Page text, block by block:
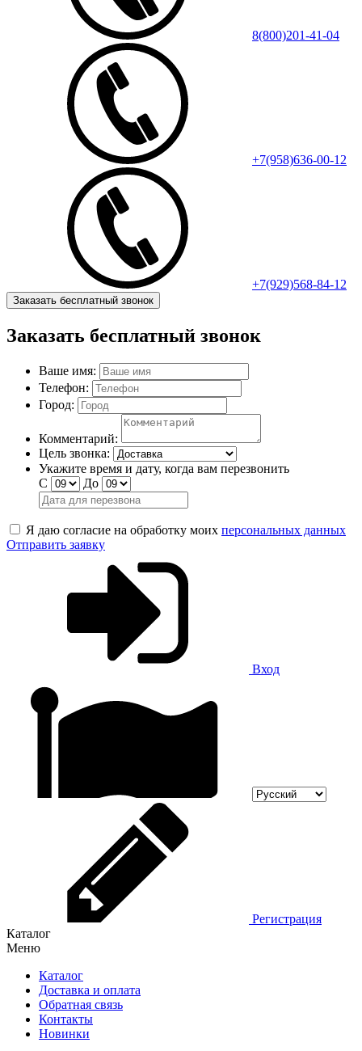
8(800)201-41-04
+7(958)636-00-12
+7(929)568-84-12
Заказать бесплатный звонок
Заказать бесплатный звонок
Ваше имя:
Телефон:
Город:
Комментарий:
Цель звонка:
Укажите время и дату, когда вам перезвонить
С
До
Я даю согласие на обработку моих персональных данных
Отправить заявку
Вход
Регистрация
Каталог
Меню
Каталог
Доставка и оплата
Обратная связь
Контакты
Новинки